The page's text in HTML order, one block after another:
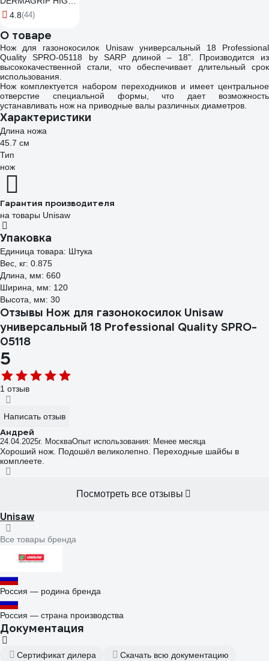
RISK 50 штук,
CT0000000687
4.8(44)
О товаре
Нож для газонокосилок Unisaw универсальный 18 Professional
Quality SPRO-05118 by SARP длиной – 18”. Производится из
высококачественной стали, что обеспечивает длительный срок
использования.
Нож комплектуется набором переходников и имеет центральное
отверстие специальной формы, что дает возможность
устанавливать нож на приводные валы различных диаметров.
Характеристики
Длина ножа
45.7 см
Тип
нож
Гарантия производителя
на товары Unisaw
Упаковка
Единица товара: Штука
Вес, кг: 0.875
Длина, мм: 660
Ширина, мм: 120
Высота, мм: 30
Отзывы Нож для газонокосилок Unisaw
универсальный 18 Professional Quality SPRO-
05118
5
1 отзыв
Написать отзыв
Андрей
24.04.2025г. МоскваОпыт использования: Менее месяца
Хороший нож. Подошëл великолепно. Переходные шайбы в
комплеете.
Посмотреть все отзывы
Unisaw
Все товары бренда
Россия — родина бренда
Россия — страна производства
Документация
Сертификат дилера Скачать всю документацию